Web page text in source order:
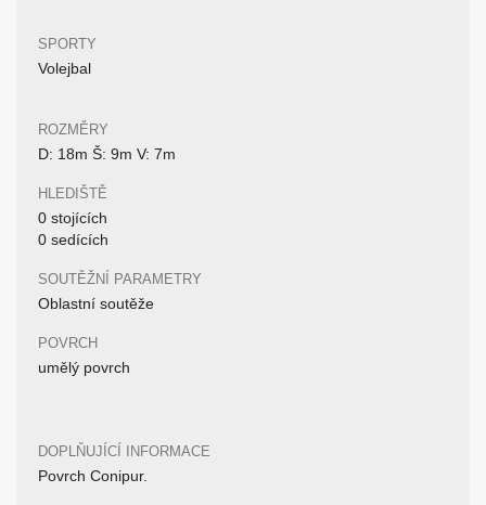
SPORTY
Volejbal
ROZMĚRY
D: 18m Š: 9m V: 7m
HLEDIŠTĚ
0 stojících
0 sedících
SOUTĚŽNÍ PARAMETRY
Oblastní soutěže
POVRCH
umělý povrch
DOPLŇUJÍCÍ INFORMACE
Povrch Conipur.